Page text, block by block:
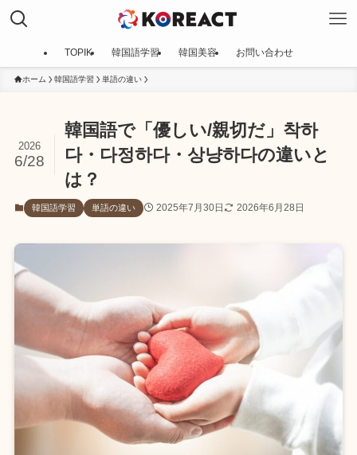
TOPIK 韓国語学習 韓国美容 お問い合わせ
ホーム 韓国語学習 単語の違い
韓国語で「優しい/親切だ」착하
다・다정하다・상냥하다の違いと
は？
2026
6/28
韓国語学習 単語の違い 2025年7月30日 2026年6月28日